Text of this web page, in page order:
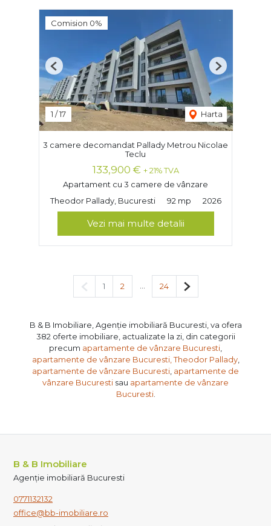
Comision 0%
1 /17 Harta
Previous Next
3 camere decomandat Pallady Metrou Nicolae
Teclu
133,900 € + 21% TVA
Apartament cu 3 camere de vânzare
Theodor Pallady, Bucuresti
92 mp 2026
Vezi mai multe detalii
Pagina anterioară
1 2 24 Pagina următoare
B & B Imobiliare, Agenție imobiliară Bucuresti, va ofera
382 oferte imobiliare, actualizate la zi, din categorii
precum apartamente de vânzare Bucuresti
apartamente de vânzare Bucuresti, Theodor Pallady,
apartamente de vânzare Bucuresti apartamente de
vânzare Bucuresti sau apartamente de vânzare
Bucuresti.
B & B Imobiliare
Agenție imobiliară Bucuresti
0771132132
office@bb-imobiliare.ro